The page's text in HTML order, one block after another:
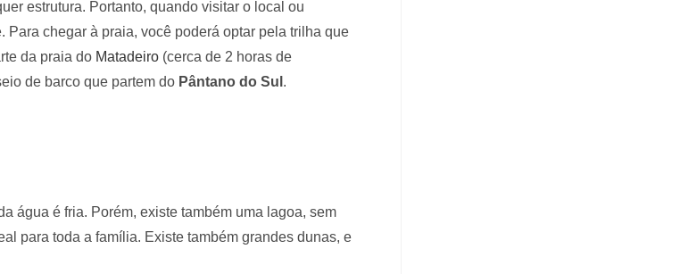
estrutura. Portanto, quando visitar o local ou
chegar à praia, você poderá optar pela trilha que
da praia do Matadeiro (cerca de 2 horas de
de barco que partem do Pântano do Sul .
água é fria. Porém, existe também uma lagoa, sem
para toda a família. Existe também grandes dunas, e